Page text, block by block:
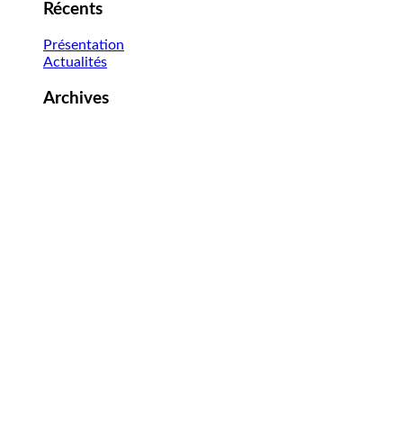
Récents
Présentation
Actualités
Archives